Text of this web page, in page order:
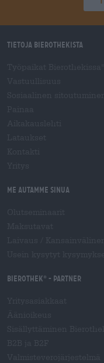
Tietoja Bierothekista
Me autamme sinua
Bierothek - Partner